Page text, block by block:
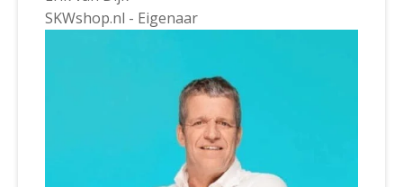
SKWshop.nl - Eigenaar